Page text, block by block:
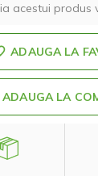
acestui produs
ADAUGA LA
ADAUGA LA